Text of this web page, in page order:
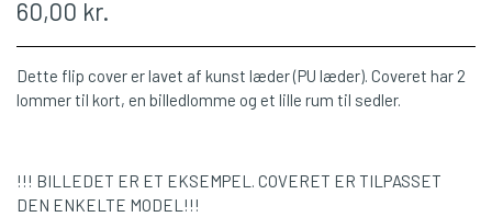
60,00 kr.
Dette flip cover er lavet af kunst læder (PU læder). Coveret har 2
lommer til kort, en billedlomme og et lille rum til sedler.
!!! BILLEDET ER ET EKSEMPEL. COVERET ER TILPASSET
DEN ENKELTE MODEL!!!